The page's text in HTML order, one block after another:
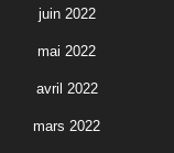
juin 2022
mai 2022
avril 2022
mars 2022